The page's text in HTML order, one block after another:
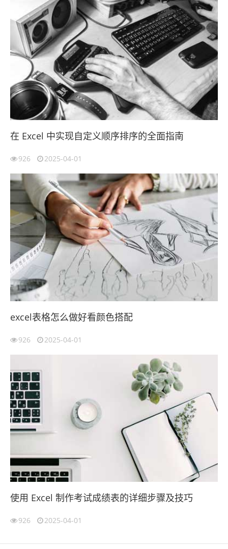
在 Excel 中实现自定义顺序排序的全面指南
926 2025-04-01
excel表格怎么做好看颜色搭配
926 2025-04-01
使用 Excel 制作考试成绩表的详细步骤及技巧
926 2025-04-01